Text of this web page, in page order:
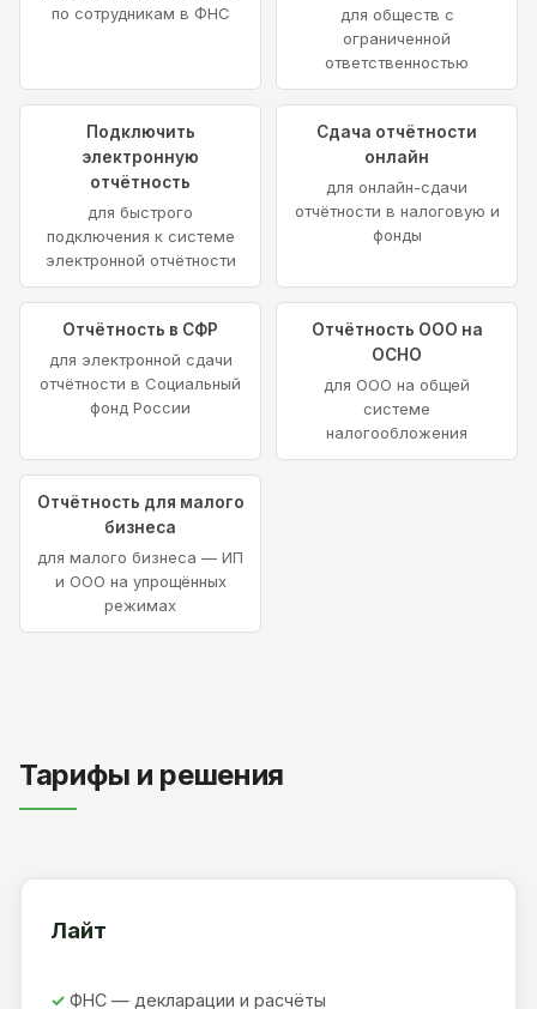
по сотрудникам в ФНС
для обществ с
ограниченной
ответственностью
Подключить
электронную
отчётность
для быстрого
подключения к системе
электронной отчётности
Сдача отчётности
онлайн
для онлайн-сдачи
отчётности в налоговую и
фонды
Отчётность в СФР
для электронной сдачи
отчётности в Социальный
фонд России
Отчётность ООО на
ОСНО
для ООО на общей
системе
налогообложения
Отчётность для малого
бизнеса
для малого бизнеса — ИП
и ООО на упрощённых
режимах
Тарифы и решения
Лайт
ФНС — декларации и расчёты